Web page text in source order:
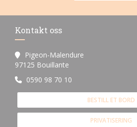
Kontakt oss
Pigeon-Malendure
97125 Bouillante
0590 98 70 10
BESTILL ET BORD
PRIVATISERING